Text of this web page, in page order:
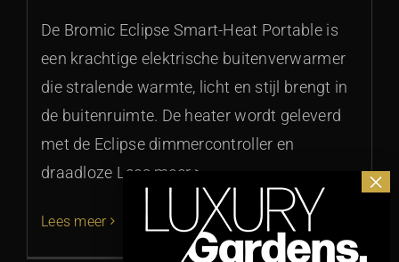
De Bromic Eclipse Smart-Heat Portable is
een krachtige elektrische buitenverwarmer
die stralende warmte, licht en stijl brengt in
de buitenruimte. De heater wordt geleverd
met de Eclipse dimmercontroller en
draadloze Lees meer >
Lees meer